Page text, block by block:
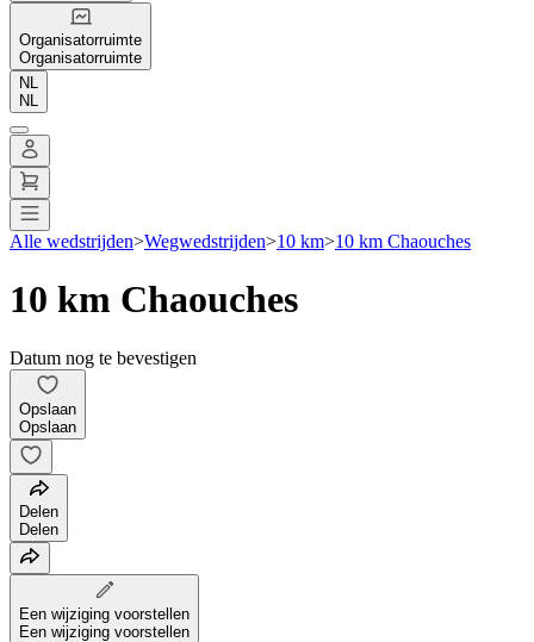
Organisatorruimte
Organisatorruimte
NL
NL
Alle wedstrijden>Wegwedstrijden>10 km>10 km Chaouches
10 km Chaouches
Datum nog te bevestigen
Opslaan
Opslaan
Delen
Delen
Een wijziging voorstellen
Een wijziging voorstellen